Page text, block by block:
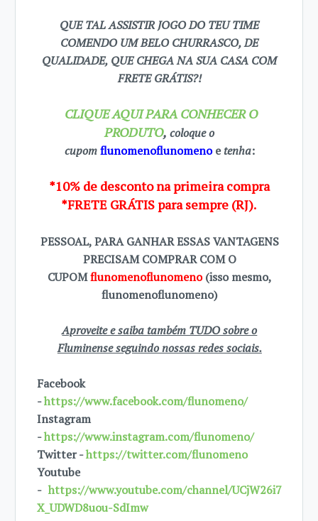
QUE TAL ASSISTIR JOGO DO TEU TIME
COMENDO UM BELO CHURRASCO, DE
QUALIDADE, QUE CHEGA NA SUA CASA COM
FRETE GRÁTIS?!
CLIQUE AQUI PARA CONHECER O
PRODUTO, coloque o
cupomflunomenoflunomenoe tenha:
*10% de desconto na primeira compra
*FRETE GRÁTIS para sempre (RJ).
PESSOAL, PARA GANHAR ESSAS VANTAGENS
PRECISAM COMPRAR COM O
CUPOMflunomenoflunomeno(isso mesmo,
flunomenoflunomeno)
Aproveite e saiba também TUDO sobre o
Fluminense seguindo nossas redes sociais.
Facebook
-https://www.facebook.com/flunomeno/
Instagram
-https://www.instagram.com/flunomeno/
Twitter -https://twitter.com/flunomeno
Youtube
-https://www.youtube.com/channel/UCjW26i7
X_UDWD8uou-SdImw